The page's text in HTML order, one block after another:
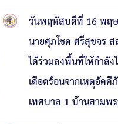
วันพฤหัสบดีที่ 16 พฤษ
นายศุภโชค ศรีสุขจร
ได้ร่วมลงพื้นที่ให้กำลั
เดือดร้อนจากเหตุอัค
เทศบาล 1 บ้านสามพ